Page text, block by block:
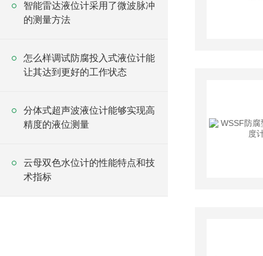
智能雷达液位计采用了微波脉冲
的测量方法
怎么样调试防腐投入式液位计能
让其达到更好的工作状态
分体式超声波液位计能够实现高
精度的液位测量
云母双色水位计的性能特点和技
术指标